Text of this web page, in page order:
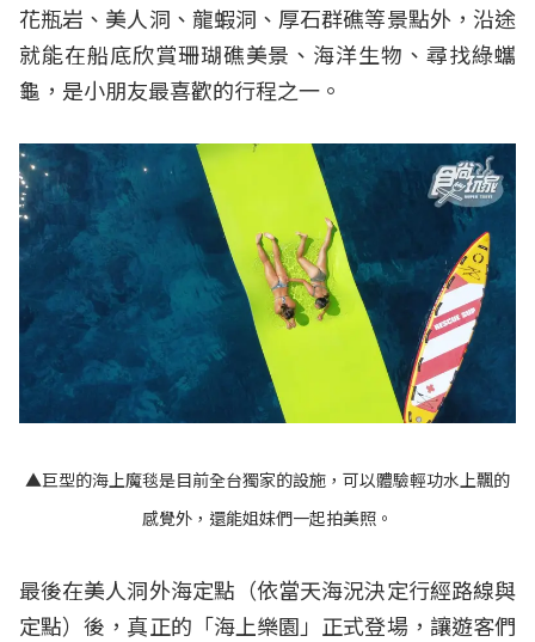
花瓶岩、美人洞、龍蝦洞、厚石群礁等景點外，沿途
就能在船底欣賞珊瑚礁美景、海洋生物、尋找綠蠵
龜，是小朋友最喜歡的行程之一。
▲巨型的海上魔毯是目前全台獨家的設施，可以體驗輕功水上飄的
感覺外，還能姐妹們一起拍美照。
最後在美人洞外海定點（依當天海況決定行經路線與
定點）後，真正的「海上樂園」正式登場，讓遊客們